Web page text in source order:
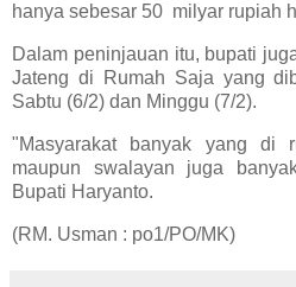
hanya sebesar 50 milyar rupiah
Dalam peninjauan itu, bupati
Jateng di Rumah Saja yang
Sabtu (6/2) dan Minggu (7/2).
"Masyarakat banyak yang di
maupun swalayan juga
Bupati Haryanto.
(RM. Usman : po1/PO/MK)